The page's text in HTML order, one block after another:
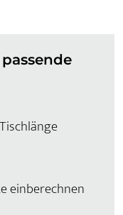
einberechnen